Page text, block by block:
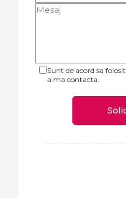
Sunt de acord sa
a ma contacta.